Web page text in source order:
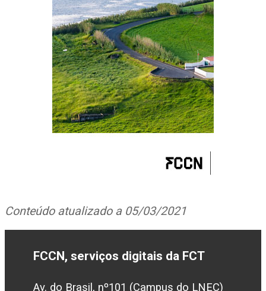
Conteúdo atualizado a 05/03/2021
FCCN, serviços digitais da FCT
Av. do Brasil, nº101 (Campus do LNEC)